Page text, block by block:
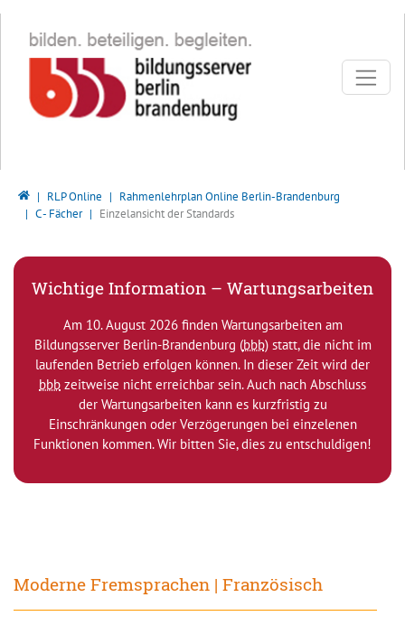
Bildungsserver Berlin - Brandenburg
RLP Online
Rahmenlehrplan Online Berlin-Brandenburg
C - Fächer
Einzelansicht der Standards
Wichtige Information – Wartungsarbeiten
Am 10. August 2026 finden Wartungsarbeiten am
Bildungsserver Berlin-Brandenburg (bbb) statt, die nicht im
laufenden Betrieb erfolgen können. In dieser Zeit wird der
bbb zeitweise nicht erreichbar sein. Auch nach Abschluss
der Wartungsarbeiten kann es kurzfristig zu
Einschränkungen oder Verzögerungen bei einzelenen
Funktionen kommen. Wir bitten Sie, dies zu entschuldigen!
Moderne Fremsprachen | Französisch